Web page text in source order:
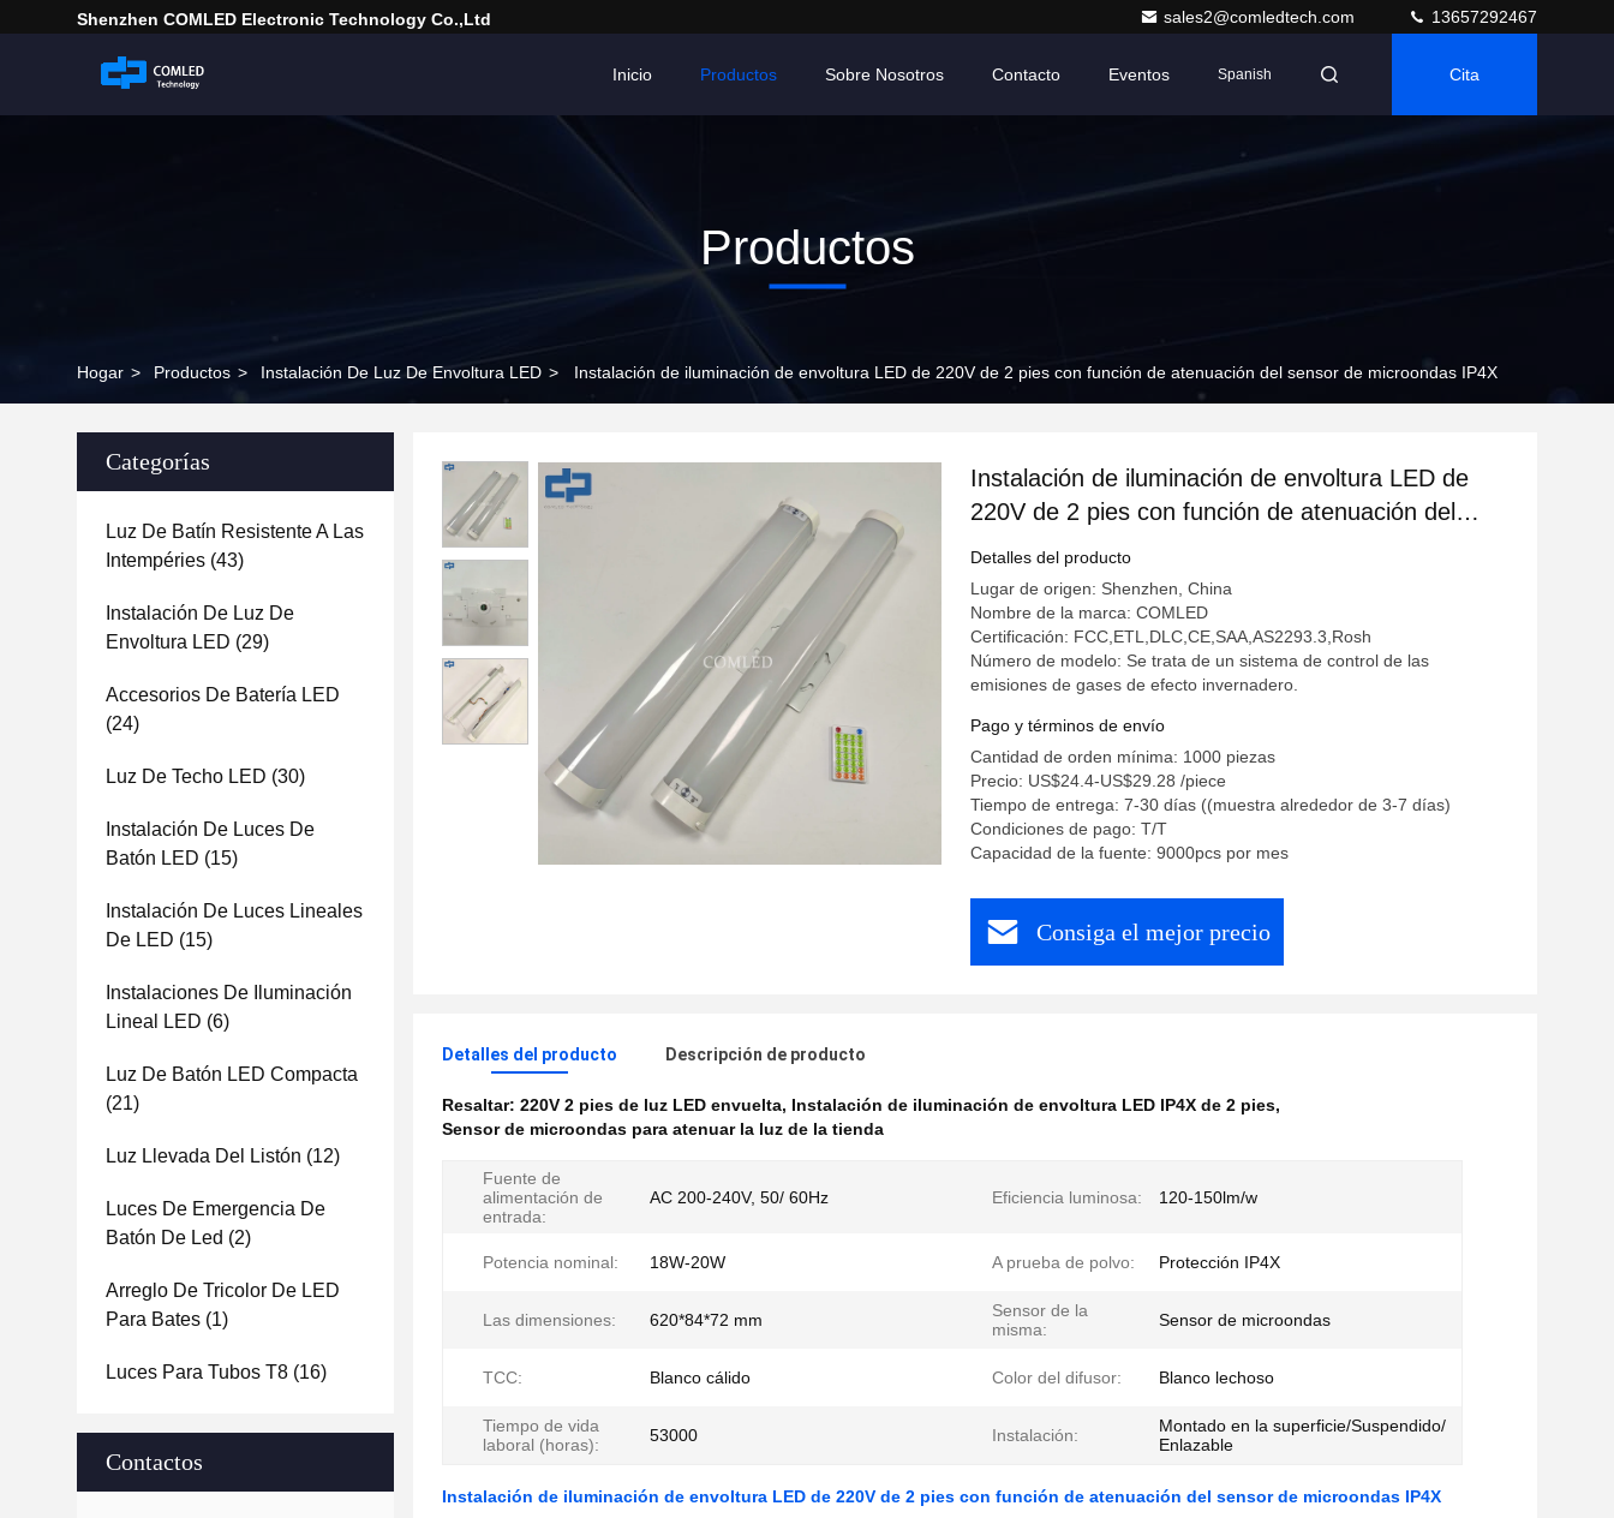
Shenzhen COMLED Electronic Technology Co.,ltd sales2@comledtech.com 13657292467
Inicio Productos Sobre Nosotros Contacto Eventos Spanish Cita
Productos
Hogar > Productos > Instalación De Luz De Envoltura LED > Instalación de iluminación de envoltura LED de 220V de 2 pies con función de atenuación del sensor de microondas IP4X
Categorías
Luz De Batín Resistente A Las
Intempéries (43)
Instalación De Luz De
Envoltura LED (29)
Accesorios De Batería LED
(24)
Luz De Techo LED (30)
Instalación De Luces De
Batón LED (15)
Instalación De Luces Lineales
De LED (15)
Instalaciones De Iluminación
Lineal LED (6)
Luz De Batón LED Compacta
(21)
Luz Llevada Del Listón (12)
Luces De Emergencia De
Batón De Led (2)
Arreglo De Tricolor De LED
Para Bates (1)
Luces Para Tubos T8 (16)
Contactos
Instalación de iluminación de envoltura LED de
220V de 2 pies con función de atenuación del
sensor de microondas IP4X
Detalles del producto
Lugar de origen: Shenzhen, China
Nombre de la marca: COMLED
Certificación: FCC,ETL,DLC,CE,SAA,AS2293.3,Rosh
Número de modelo: Se trata de un sistema de control de las
emisiones de gases de efecto invernadero.
Pago y términos de envío
Cantidad de orden mínima: 1000 piezas
Precio: US$24.4-US$29.28 /piece
Tiempo de entrega: 7-30 días ((muestra alrededor de 3-7 días)
Condiciones de pago: T/T
Capacidad de la fuente: 9000pcs por mes
Consiga el mejor precio
Detalles del producto Descripción de producto
Resaltar: 220V 2 pies de luz LED envuelta, Instalación de iluminación de envoltura LED IP4X de 2 pies,
Sensor de microondas para atenuar la luz de la tienda
Fuente de
alimentación de
entrada:
AC 200-240V, 50/ 60Hz Eficiencia luminosa: 120-150lm/w
Potencia nominal: 18W-20W A prueba de polvo: Protección IP4X
Las dimensiones: 620*84*72 mm
Sensor de la
misma:
Sensor de microondas
TCC: Blanco cálido Color del difusor: Blanco lechoso
Tiempo de vida
laboral (horas):
53000 Instalación:
Montado en la superficie/Suspendido/
Enlazable
Instalación de iluminación de envoltura LED de 220V de 2 pies con función de atenuación del sensor de microondas IP4X